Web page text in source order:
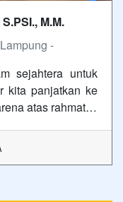
M.M.
-
sejahtera untuk
kita panjatkan ke
atas rahmat…